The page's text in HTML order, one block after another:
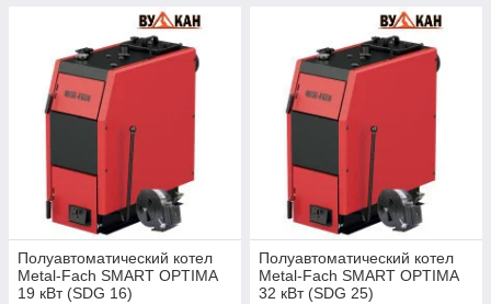
Полуавтоматический котел
Metal-Fach SMART OPTIMA
19 кВт (SDG 16)
Полуавтоматический котел
Metal-Fach SMART OPTIMA
32 кВт (SDG 25)